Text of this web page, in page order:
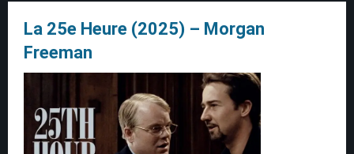
La 25e Heure (2025) – Morgan
Freeman